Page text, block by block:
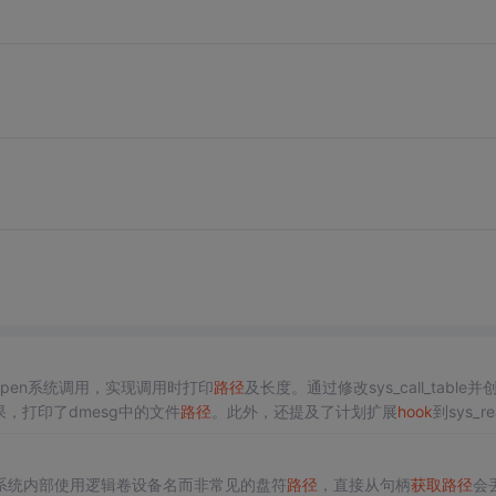
系统调用，实现调用时打印路径及长度。通过修改sys_call_table并
打印了dmesg中的文件路径 。此外，还提及了计划扩展hook到
统内部使用逻辑卷设备名而非常见的盘符路径 ，直接从句柄获取路径会